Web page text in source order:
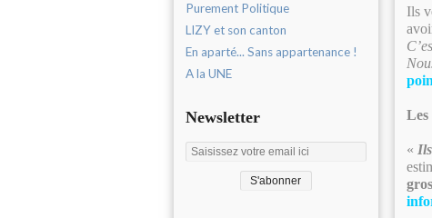
Purement Politique
LIZY et son canton
En aparté... Sans appartenance !
A la UNE
Newsletter
Ils
Les
«